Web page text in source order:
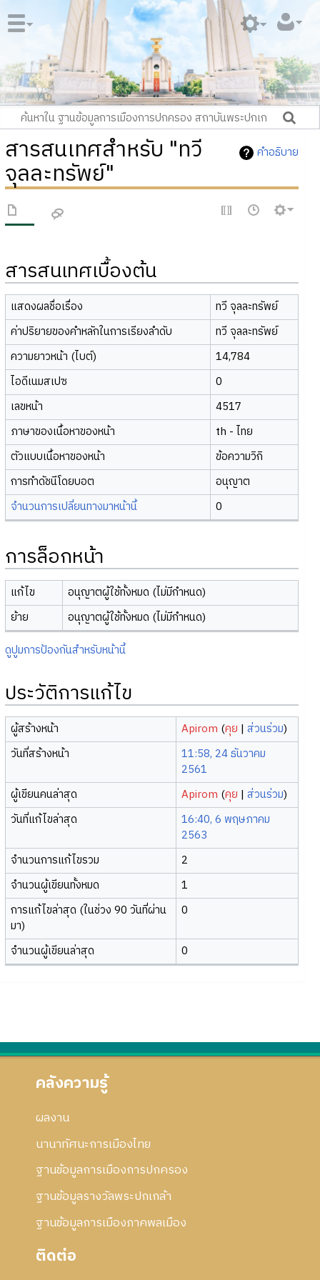
คำอธิบาย
สารสนเทศสำหรับ "ทวี
จุลละทรัพย์"
สารสนเทศเบื้องต้น
แสดงผลชื่อเรื่อง
ทวี จุลละทรัพย์
ค่าปริยายของคำหลักในการเรียงลำดับ
ทวี จุลละทรัพย์
ความยาวหน้า (ไบต์)
14,784
ไอดีเนมสเปซ
0
เลขหน้า
4517
ภาษาของเนื้อหาของหน้า
th - ไทย
ตัวแบบเนื้อหาของหน้า
ข้อความวิกิ
การทำดัชนีโดยบอต
อนุญาต
จำนวนการเปลี่ยนทางมาหน้านี้
0
การล็อกหน้า
แก้ไข
อนุญาตผู้ใช้ทั้งหมด (ไม่มีกำหนด)
ย้าย
อนุญาตผู้ใช้ทั้งหมด (ไม่มีกำหนด)
ดูปูมการป้องกันสำหรับหน้านี้
ประวัติการแก้ไข
ผู้สร้างหน้า Apirom (คุย |ส่วนร่วม)
วันที่สร้างหน้า
11:58, 24 ธันวาคม
2561
ผู้เขียนคนล่าสุด
Apirom (คุย |ส่วนร่วม)
วันที่แก้ไขล่าสุด
16:40, 6 พฤษภาคม
2563
จำนวนการแก้ไขรวม
2
จำนวนผู้เขียนทั้งหมด
1
การแก้ไขล่าสุด (ในช่วง 90 วันที่ผ่าน
มา)
0
จำนวนผู้เขียนล่าสุด 0
คลังความรู้
ผลงาน
นานาทัศนะการเมืองไทย
ฐานข้อมูลการเมืองการปกครอง
ฐานข้อมูลรางวัลพระปกเกล้า
ฐานข้อมูลการเมืองภาคพลเมือง
ติดต่อ